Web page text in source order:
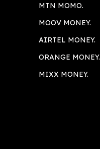
MTN MOMO.
MOOV MONEY.
AIRTEL MONEY.
ORANGE MONEY.
MIXX MONEY.